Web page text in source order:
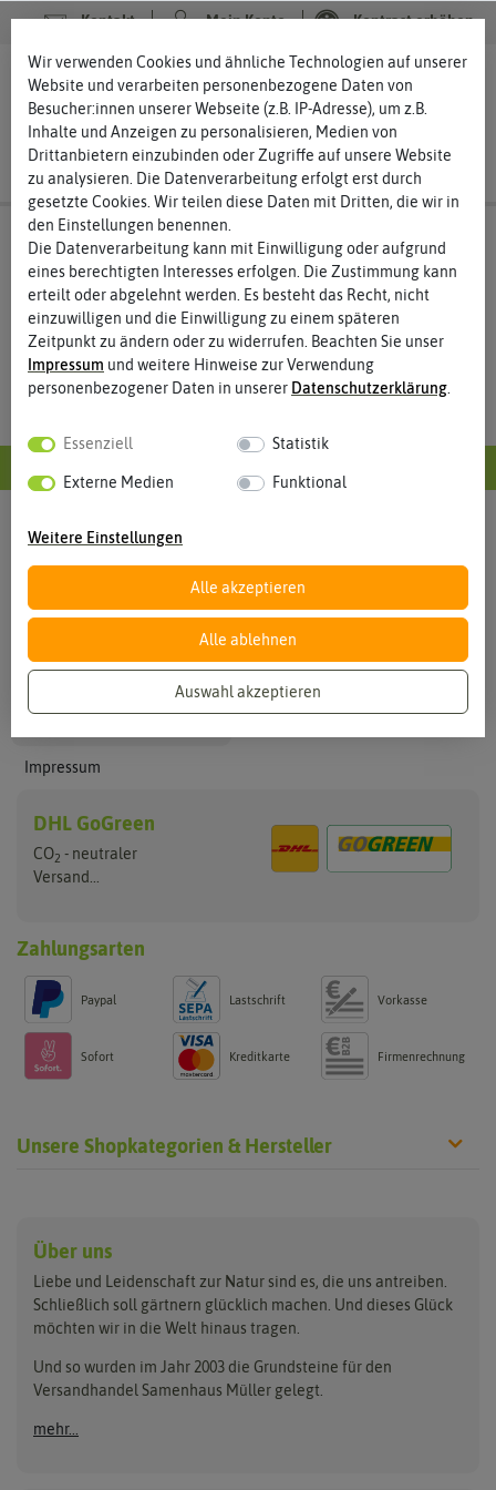
Kontakt Mein Konto Kontrast erhöhen
0 0
Merkliste
Sie haben noch keine Artikel in der Merkliste.
Mein Konto
Registrieren
Warenkorb/Kasse
Impressum
Barrierefreiheitserklärung
Datenschutzerklärung
DHL GoGreen
CO2 - neutraler
Versand...
Zahlungsarten
Paypal Lastschrift Vorkasse
Sofort Kreditkarte Firmenrechnung
Unsere Shopkategorien & Hersteller
Anzuchtschalen
Beleuchtung
Folien, Vliese und Netze
Gartengeräte
Nützlinge & Nisthilfen
Keimsprossen
Saatgut für Werbezwecke
Samen-Sets
Gemüsesamen
Benary
Buzzy Seeds
Clever Pots
Dürr-Samen
FLORTUS
Greenline
Grüne Oase
Über uns
Liebe und Leidenschaft zur Natur sind es, die uns antreiben.
Schließlich soll gärtnern glücklich machen. Und dieses Glück
möchten wir in die Welt hinaus tragen.
Und so wurden im Jahr 2003 die Grundsteine für den
Versandhandel Samenhaus Müller gelegt.
mehr...
Wir verwenden Cookies und ähnliche Technologien auf unserer
Website und verarbeiten personenbezogene Daten von
Besucher:innen unserer Webseite (z.B. IP-Adresse), um z.B.
Inhalte und Anzeigen zu personalisieren, Medien von
Drittanbietern einzubinden oder Zugriffe auf unsere Website
zu analysieren. Die Datenverarbeitung erfolgt erst durch
gesetzte Cookies. Wir teilen diese Daten mit Dritten, die wir in
den Einstellungen benennen.
Die Datenverarbeitung kann mit Einwilligung oder aufgrund
eines berechtigten Interesses erfolgen. Die Zustimmung kann
erteilt oder abgelehnt werden. Es besteht das Recht, nicht
einzuwilligen und die Einwilligung zu einem späteren
Zeitpunkt zu ändern oder zu widerrufen. Beachten Sie unser
Impressum und weitere Hinweise zur Verwendung
personenbezogener Daten in unserer Daten­schutz­erklärung
Essenziell Statistik
Externe Medien Funktional
Weitere Einstellungen
Alle akzeptieren
Alle ablehnen
Auswahl akzeptieren